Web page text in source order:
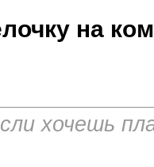
на
хочешь